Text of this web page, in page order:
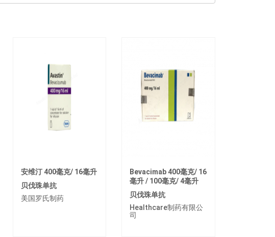
安维汀 400毫克/ 16毫升
贝伐珠单抗
美国罗氏制药
Bevacimab 400毫克/ 16
毫升 / 100毫克/ 4毫升
贝伐珠单抗
Healthcare制药有限公
司